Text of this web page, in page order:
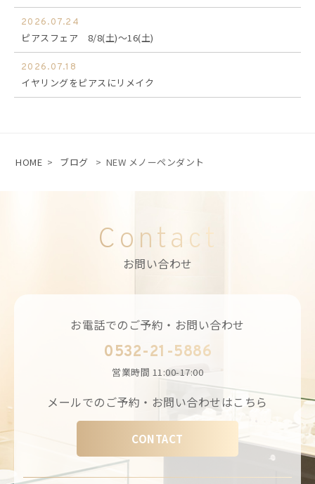
2026.07.24
ピアスフェア 8/8(土)～16(土)
2026.07.18
イヤリングをピアスにリメイク
HOME > ブログ > NEW メノーペンダント
Contact
お問い合わせ
お電話でのご予約・お問い合わせ
0532-21-5886
営業時間 11:00-17:00
メールでのご予約・お問い合わせはこちら
CONTACT